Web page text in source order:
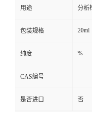
用途 分析
包装规格 20ml
纯度 %
CAS编号
是否进口 否